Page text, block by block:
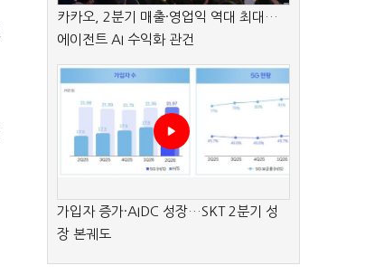
카카오, 2분기 매출·영업익 역대 최대…
에이전트 AI 수익화 관건
가입자 증가·AIDC 성장…SKT 2분기 성
장 본궤도